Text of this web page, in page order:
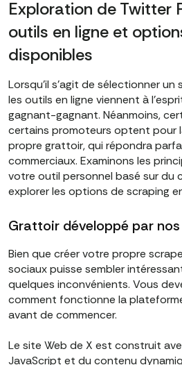
Exploration de Twitter
outils en ligne et
disponibles
Lorsqu'il s'agit de sélectionner un
les outils en ligne viennent à
gagnant-gagnant. Néanmoins,
certains promoteurs optent pour
propre grattoir, qui répondra
commerciaux. Examinons les
votre outil personnel basé sur du
explorer les options de scraping
Grattoir développé par
Bien que créer votre propre
sociaux puisse sembler
quelques inconvénients. Vous
comment fonctionne la
avant de commencer.
Le site Web de X est construit
JavaScript et du contenu